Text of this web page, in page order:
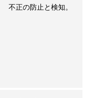
不正の防止と検知。